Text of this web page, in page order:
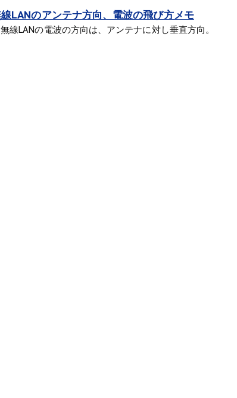
LANのアンテナ方向、電波の飛び方メモ
無線LANの電波の方向は、アンテナに対し垂直方向。